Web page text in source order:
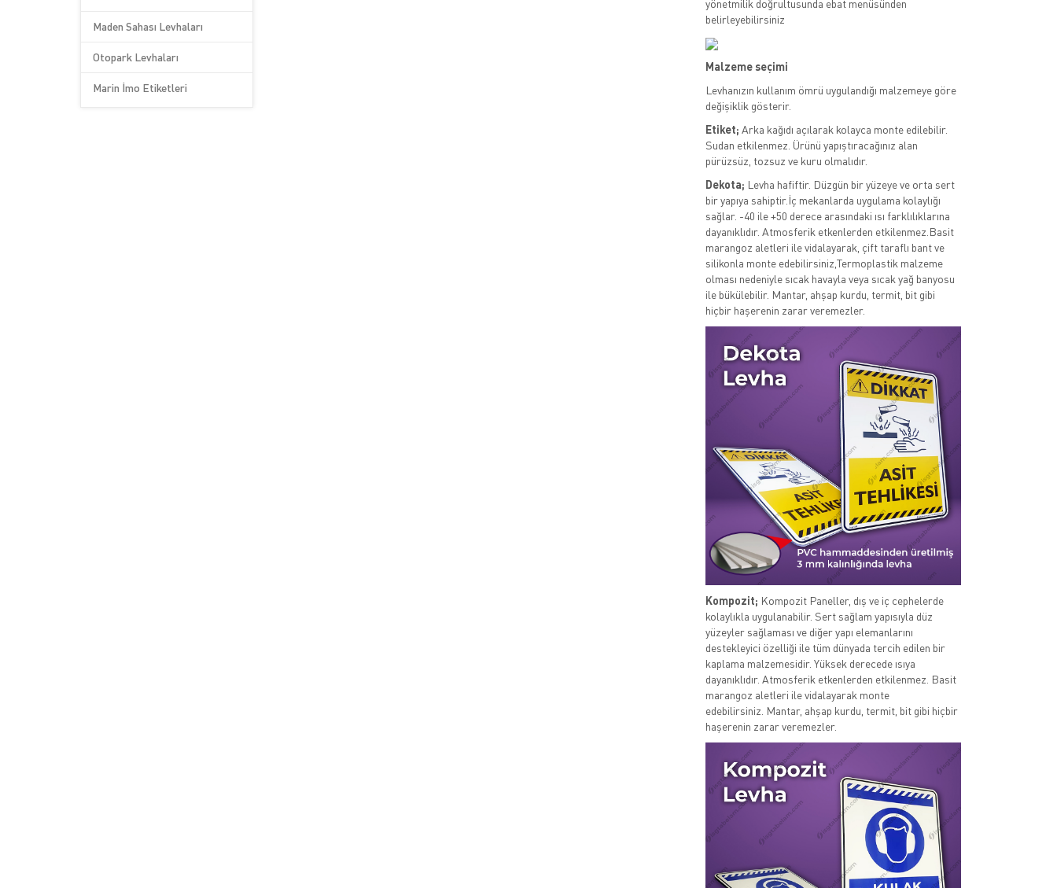
Maden Sahası Levhaları
Otopark Levhaları
Marin İmo Etiketleri
yönetmilik doğrultusunda ebat menüsünden
belirleyebilirsiniz
Malzeme seçimi
Levhanızın kullanım ömrü uygulandığı malzemeye göre
değişiklik gösterir.
Etiket; Arka kağıdı açılarak kolayca monte edilebilir.
Sudan etkilenmez. Ürünü yapıştıracağınız alan
pürüzsüz, tozsuz ve kuru olmalıdır.
Dekota; Levha hafiftir. Düzgün bir yüzeye ve orta sert
bir yapıya sahiptir.İç mekanlarda uygulama kolaylığı
sağlar. -40 ile +50 derece arasındaki ısı farklılıklarına
dayanıklıdır. Atmosferik etkenlerden etkilenmez.Basit
marangoz aletleri ile vidalayarak, çift taraflı bant ve
silikonla monte edebilirsiniz,Termoplastik malzeme
olması nedeniyle sıcak havayla veya sıcak yağ banyosu
ile bükülebilir. Mantar, ahşap kurdu, termit, bit gibi
hiçbir haşerenin zarar veremezler.
Kompozit; Kompozit Paneller, dış ve iç cephelerde
kolaylıkla uygulanabilir. Sert sağlam yapısıyla düz
yüzeyler sağlaması ve diğer yapı elemanlarını
destekleyici özelliği ile tüm dünyada tercih edilen bir
kaplama malzemesidir. Yüksek derecede ısıya
dayanıklıdır. Atmosferik etkenlerden etkilenmez. Basit
marangoz aletleri ile vidalayarak monte
edebilirsiniz. Mantar, ahşap kurdu, termit, bit gibi hiçbir
haşerenin zarar veremezler.